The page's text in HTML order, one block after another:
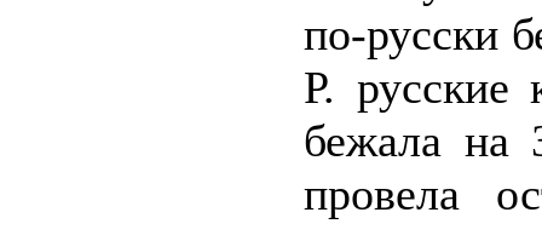
по-русски
Р. русские
бежала на
провела